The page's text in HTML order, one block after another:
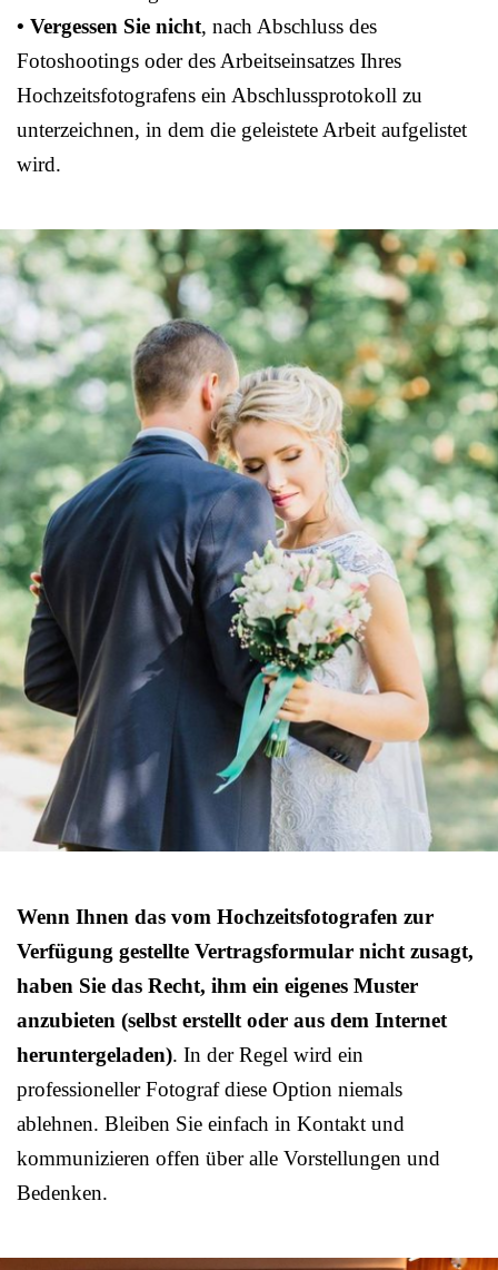
• Vergessen Sie nicht, nach Abschluss des
Fotoshootings oder des Arbeitseinsatzes Ihres
Hochzeitsfotografens ein Abschlussprotokoll zu
unterzeichnen, in dem die geleistete Arbeit aufgelistet
wird.
Wenn Ihnen das vom Hochzeitsfotografen zur
Verfügung gestellte Vertragsformular nicht zusagt,
haben Sie das Recht, ihm ein eigenes Muster
anzubieten (selbst erstellt oder aus dem Internet
heruntergeladen). In der Regel wird ein
professioneller Fotograf diese Option niemals
ablehnen. Bleiben Sie einfach in Kontakt und
kommunizieren offen über alle Vorstellungen und
Bedenken.